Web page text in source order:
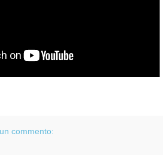
commento: